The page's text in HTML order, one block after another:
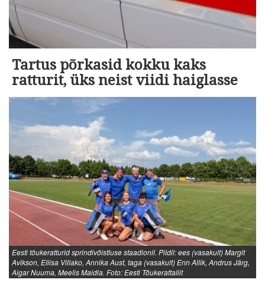
Tartus põrkasid kokku kaks
ratturit, üks neist viidi haiglasse
Eesti tõukeratturid sprindivõistluse staadionil. Pildil: ees (vasakult) Margit
Avikson, Eliisa Villako, Annika Aust, taga (vasakult) Enn Allik, Andrus Järg,
Aigar Nuuma, Meelis Maidla. Foto: Eesti Tõukerattaliit